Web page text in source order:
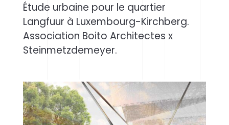
Étude urbaine pour le quartier
Langfuur à Luxembourg-Kirchberg.
Association Boito Architectes x
Steinmetzdemeyer.